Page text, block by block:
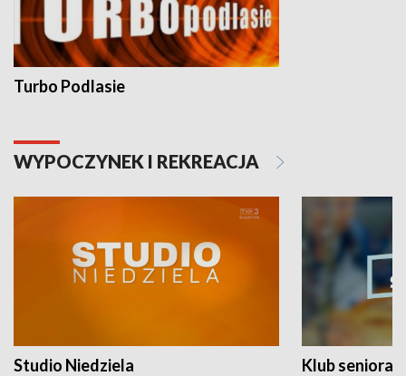
Turbo Podlasie
WYPOCZYNEK I REKREACJA
Studio Niedziela Klub seniora